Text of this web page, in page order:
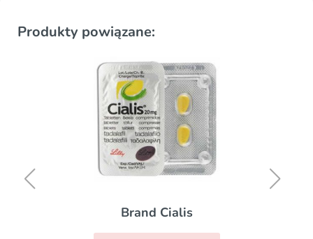
Produkty powiązane:
Brand Cialis